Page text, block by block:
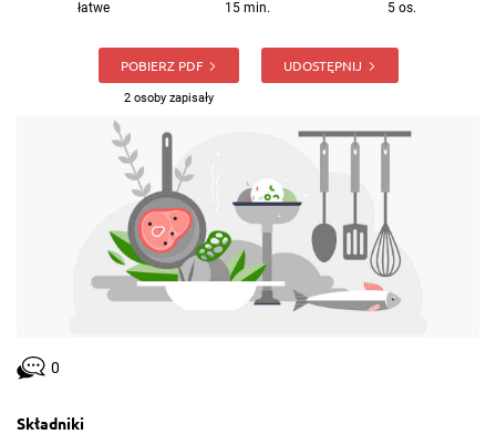
łatwe 15 min. 5 os.
POBIERZ PDF
2 osoby zapisały
UDOSTĘPNIJ
0
Składniki